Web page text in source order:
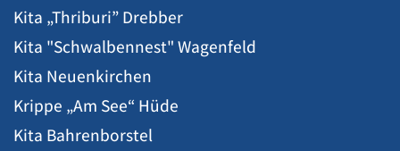
Kita „Thriburi” Drebber
Kita "Schwalbennest" Wagenfeld
Kita Neuenkirchen
Krippe „Am See“ Hüde
Kita Bahrenborstel